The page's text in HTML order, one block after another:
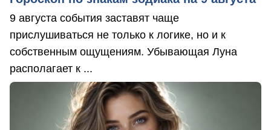
9 августа события заставят чаще
прислушиваться не только к логике, но и к
собственным ощущениям. Убывающая Луна
располагает к ...